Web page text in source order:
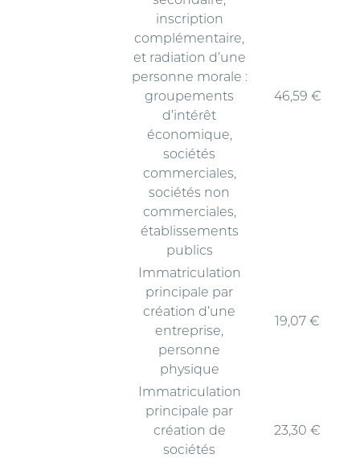
inscription
complémentaire,
et radiation d’une
personne morale :
groupements
d’intérêt
économique,
sociétés
commerciales,
sociétés non
commerciales,
établissements
publics
46,59 €
Immatriculation
principale par
création d’une
entreprise,
personne
physique
19,07 €
Immatriculation
principale par
création de
sociétés
23,30 €